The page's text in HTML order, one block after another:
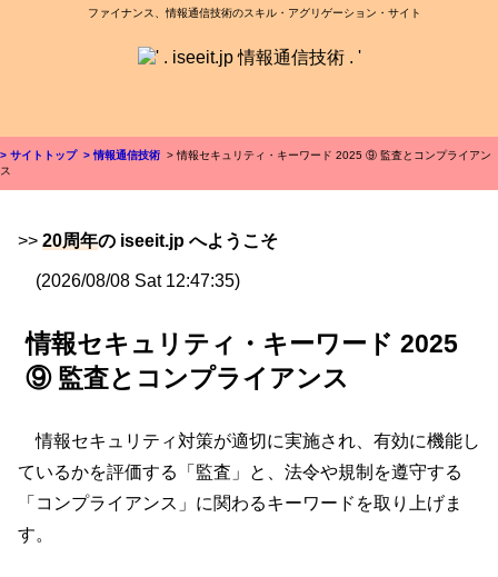
ファイナンス、情報通信技術のスキル・アグリゲーション・サイト
> サイトトップ > 情報通信技術 > 情報セキュリティ・キーワード 2025 ⑨ 監査とコンプライアン
ス
>> 20周年の iseeit.jp へようこそ
(2026/08/08 Sat 12:47:35)
情報セキュリティ・キーワード 2025
⑨ 監査とコンプライアンス
情報セキュリティ対策が適切に実施され、有効に機能し
ているかを評価する「監査」と、法令や規制を遵守する
「コンプライアンス」に関わるキーワードを取り上げま
す。